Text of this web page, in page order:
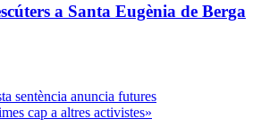
a Santa Eugènia de Berga